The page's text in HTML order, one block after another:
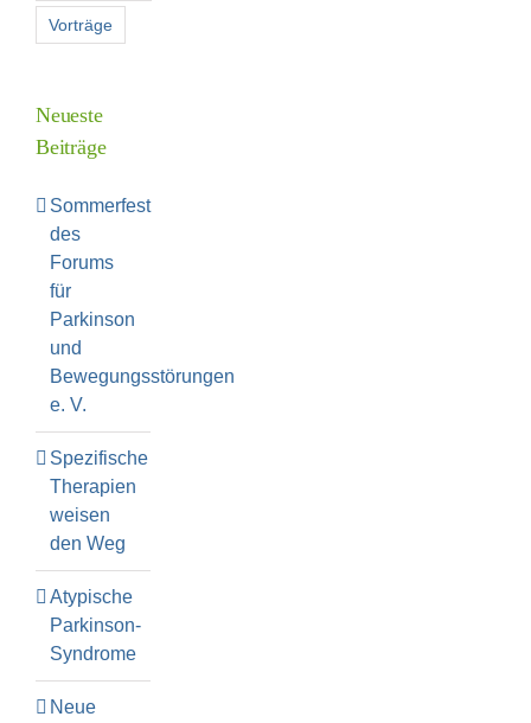
Vorträge
Neueste
Beiträge
Sommerfest
des
Forums
für
Parkinson
und
Bewegungsstörungen
e. V.
Spezifische
Therapien
weisen
den Weg
Atypische
Parkinson-
Syndrome
Neue